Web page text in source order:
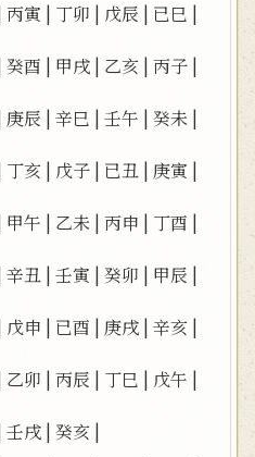
丙寅 | 丁卯 | 戊辰 | 已巳 |
癸酉 | 甲戌 | 乙亥 |丙子 |
庚辰 |辛巳 |壬午 |癸未 |
丁亥 | 戊子 | 已丑 | 庚寅 |
甲午 | 乙未 |丙申 | 丁酉 |
辛丑 |壬寅 |癸卯 | 甲辰 |
戊申 | 已酉 | 庚戌 |辛亥 |
乙卯 |丙辰 | 丁巳 | 戊午 |
壬戌 |癸亥 |